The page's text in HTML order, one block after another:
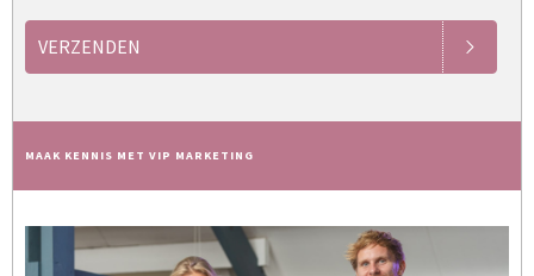
VERZENDEN
MAAK KENNIS MET VIP MARKETING